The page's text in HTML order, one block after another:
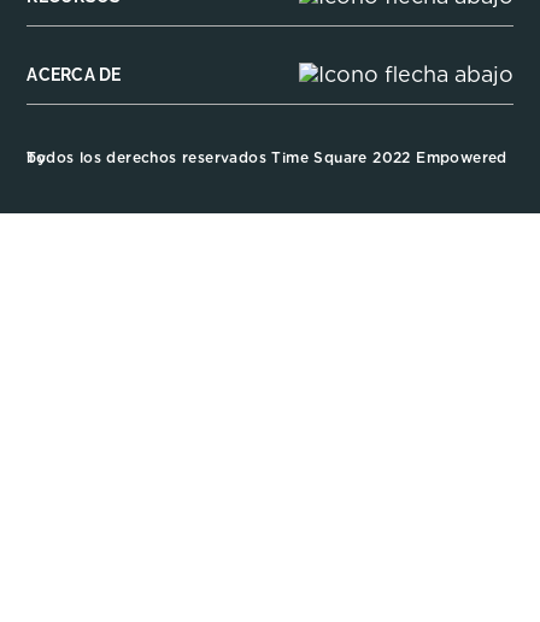
ACERCA DE
Todos los derechos reservados Time Square 2022 Empowered by